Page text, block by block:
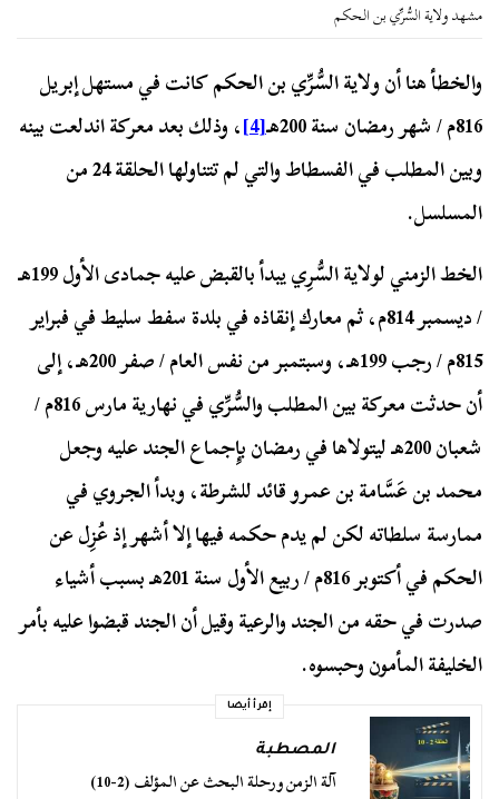
مشهد ولاية السُّرِّي بن الحكم
والخطأ هنا أن ولاية السُّرِّي بن الحكم كانت في مستهل إبريل
816م / شهر رمضان سنة 200هـ
[4] ، وذلك بعد معركة اندلعت بينه
وبين المطلب في الفسطاط والتي لم تتناولها الحلقة 24 من
المسلسل.
الخط الزمني لولاية السُّرِي يبدأ بالقبض عليه جمادى الأول 199هـ
/ ديسمبر 814م، ثم معارك إنقاذه في بلدة سفط سليط في فبراير
815م / رجب 199هـ، وسبتمبر من نفس العام / صفر 200هـ، إلى
أن حدثت معركة بين المطلب والسُّرِّي في نهارية مارس 816م /
شعبان 200هـ ليتولاها في رمضان بإِجماع الجند عليه وجعل
محمد بن عَسَّامة بن عمرو قائد للشرطة، وبدأ الجروي في
ممارسة سلطاته لكن لم يدم حكمه فيها إلا أشهر إذ عُزِل عن
الحكم في أكتوبر 816م / ربيع الأول سنة 201هـ بسبب أشياء
صدرت في حقه من الجند والرعية وقيل أن الجند قبضوا عليه بأمر
الخليفة المأمون وحبسوه.
إقرأ أيضا
المصطبة
آلة الزمن ورحلة البحث عن المؤلف (2-10)